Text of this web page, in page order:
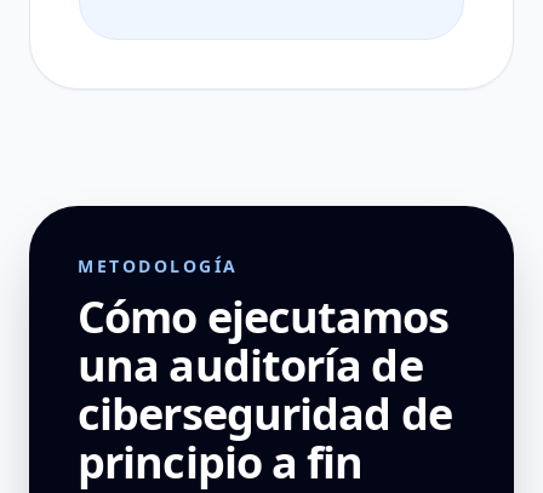
METODOLOGÍA
Cómo ejecutamos
una auditoría de
ciberseguridad de
principio a fin